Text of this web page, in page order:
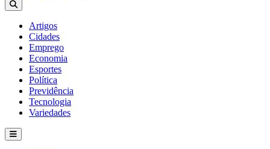
Artigos
Cidades
Emprego
Economia
Esportes
Política
Previdência
Tecnologia
Variedades